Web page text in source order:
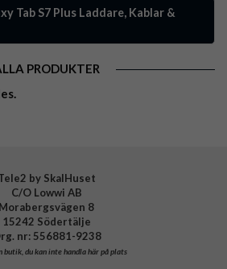
Tab S7 Plus Laddare, Kablar &
PRODUKTER
by SkalHuset
C/O Lowwi AB
Morabergsvägen 8
15242 Södertälje
nr: 556881-9238
butik, du kan inte handla här på plats